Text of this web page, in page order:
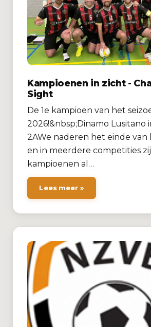
Kampioenen in zicht -
Sight
De 1e kampioen van het
2026!&nbsp;Dinamo Lusitano
2AWe naderen het einde van
en in meerdere competities
kampioenen al…
Lees meer »